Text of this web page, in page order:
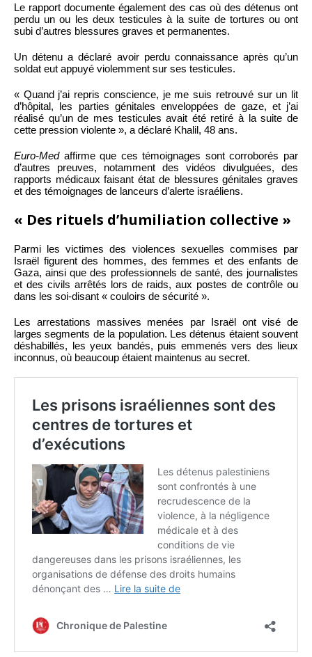
Le rapport documente également des cas où des détenus ont
perdu un ou les deux testicules à la suite de tortures ou ont
subi d’autres blessures graves et permanentes.
Un détenu a déclaré avoir perdu connaissance après qu’un
soldat eut appuyé violemment sur ses testicules.
« Quand j’ai repris conscience, je me suis retrouvé sur un lit
d’hôpital, les parties génitales enveloppées de gaze, et j’ai
réalisé qu’un de mes testicules avait été retiré à la suite de
cette pression violente », a déclaré Khalil, 48 ans.
Euro-Medaffirme que ces témoignages sont corroborés par
d’autres preuves, notamment des vidéos divulguées, des
rapports médicaux faisant état de blessures génitales graves
et des témoignages de lanceurs d’alerte israéliens.
« Des rituels d’humiliation collective »
Parmi les victimes des violences sexuelles commises par
Israël figurent des hommes, des femmes et des enfants de
Gaza, ainsi que des professionnels de santé, des journalistes
et des civils arrêtés lors de raids, aux postes de contrôle ou
dans les soi-disant « couloirs de sécurité ».
Les arrestations massives menées par Israël ont visé de
larges segments de la population. Les détenus étaient souvent
déshabillés, les yeux bandés, puis emmenés vers des lieux
inconnus, où beaucoup étaient maintenus au secret.